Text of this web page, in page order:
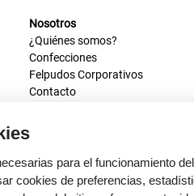
para el funcionamiento
cookies de preferencias,
Nosotros
¿Quiénes somos?
Confecciones
Felpudos Corporativos
Contacto
Tienda física
Av. Iquitos 670 - 699, La